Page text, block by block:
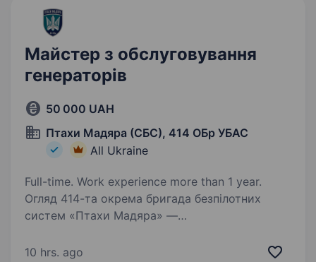
Майстер з обслуговування
генераторів
50 000 UAH
Птахи Мадяра (СБС), 414 ОБр УБАС
All Ukraine
Full-time. Work experience more than 1 year.
Огляд 414-та окрема бригада безпілотних
систем «Птахи Мадяра» —
безпілотних систем Збройних Сил України,
10 hrs. ago